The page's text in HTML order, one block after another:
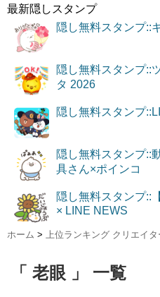
最新隠しスタンプ
隠し無料スタンプ::
隠し無料スタンプ::
タ 2026
隠し無料スタンプ
隠し無料スタンプ::
具さん×ポインコ
隠し無料スタンプ::
× LINE NEWS
ホーム > 上位ランキング クリエイ
「 老眼 」 一覧